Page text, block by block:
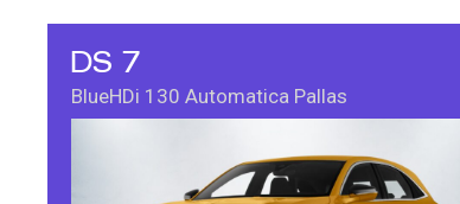
DS 7
BlueHDi 130 Automatica Pallas